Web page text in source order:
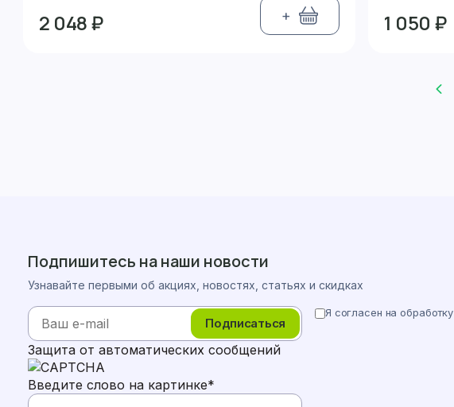
2 048 ₽ + 1 050 ₽
Подпишитесь на наши новости
Узнавайте первыми об акциях, новостях, статьях и скидках
Подписаться
Я согласен на обработку
Защита от автоматических сообщений
Введите слово на картинке*